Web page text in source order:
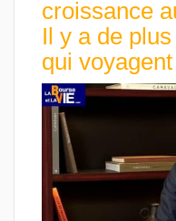
croissance
Il y a de
qui